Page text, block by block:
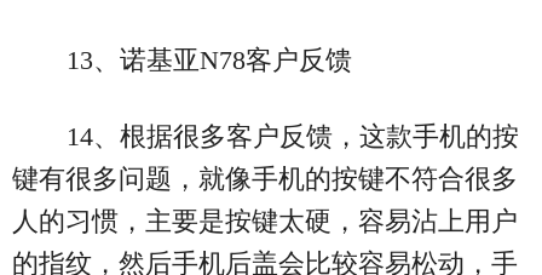
13、诺基亚N78客户反馈
14、根据很多客户反馈，这款手机的按
键有很多问题，就像手机的按键不符合很多
人的习惯，主要是按键太硬，容易沾上用户
的指纹，然后手机后盖会比较容易松动，手